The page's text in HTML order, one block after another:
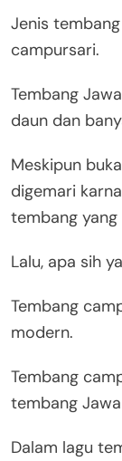
Jenis
campursari.
Tembang
daun dan
Meskipun
digemari
tembang yang
Lalu, apa sih
Tembang
modern.
Tembang
tembang
Dalam lagu